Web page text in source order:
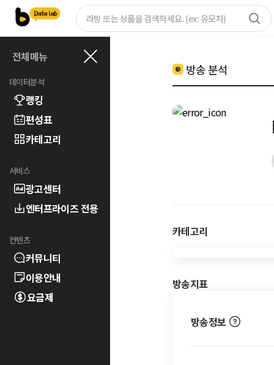
전체메뉴
데이터분석
랭킹
편성표
카테고리
서비스
광고센터
엔터프라이즈 전용
컨텐츠
커뮤니티
이용안내
요금제
방송 분석
카테고리
방송지표
방송정보